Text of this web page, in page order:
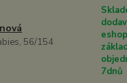
56/154
7dnů